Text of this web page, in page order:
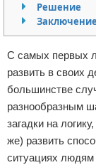
Условия
Отказ от
Решение
Заключение
С самых первых
развить в своих
большинстве
разнообразным
загадки на
же) развить
ситуациях людям